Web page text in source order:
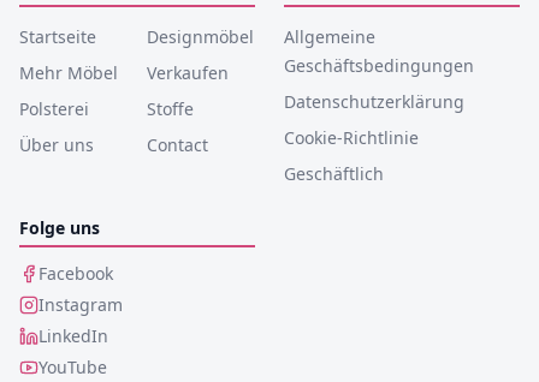
Startseite
Designmöbel
Mehr Möbel
Verkaufen
Polsterei
Stoffe
Über uns
Contact
Allgemeine
Geschäftsbedingungen
Datenschutzerklärung
Cookie-Richtlinie
Geschäftlich
Folge uns
Facebook
Instagram
LinkedIn
YouTube